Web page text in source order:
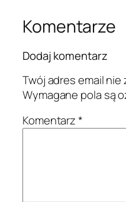
Komentarze
Dodaj komentarz
Twój adres email
Wymagane pola są
Komentarz*